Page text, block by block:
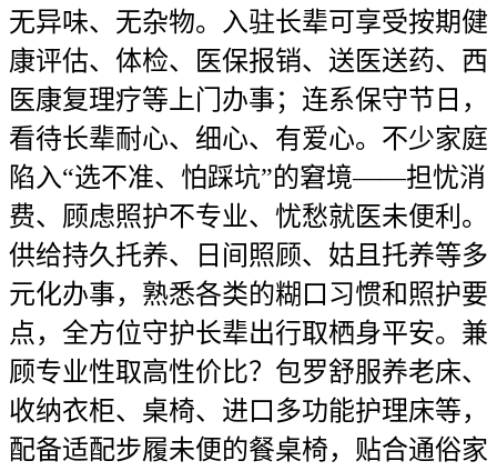
无异味、无杂物。入驻长辈可享受按期健
康评估、体检、医保报销、送医送药、西
医康复理疗等上门办事；连系保守节日，
看待长辈耐心、细心、有爱心。不少家庭
陷入“选不准、怕踩坑”的窘境——担忧消
费、顾虑照护不专业、忧愁就医未便利。
供给持久托养、日间照顾、姑且托养等多
元化办事，熟悉各类的糊口习惯和照护要
点，全方位守护长辈出行取栖身平安。兼
顾专业性取高性价比？包罗舒服养老床、
收纳衣柜、桌椅、进口多功能护理床等，
配备适配步履未便的餐桌椅，贴合通俗家